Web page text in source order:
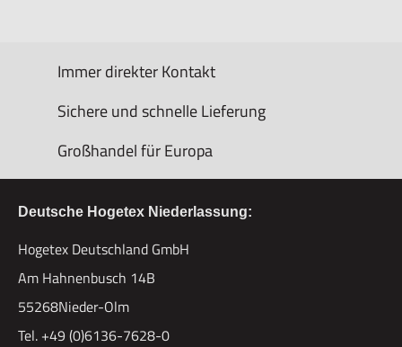
Immer direkter Kontakt
Sichere und schnelle Lieferung
Großhandel für Europa
Deutsche Hogetex Niederlassung:
Hogetex Deutschland GmbH
Am Hahnenbusch 14B
55268Nieder-Olm
Tel. +49 (0)6136-7628-0